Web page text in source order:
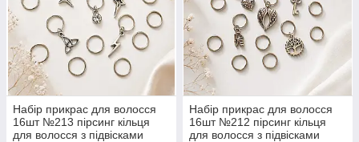
Набір прикрас для волосся
16шт №213 пірсинг кільця
для волосся з підвісками
Набір прикрас для волосся
16шт №212 пірсинг кільця
для волосся з підвісками